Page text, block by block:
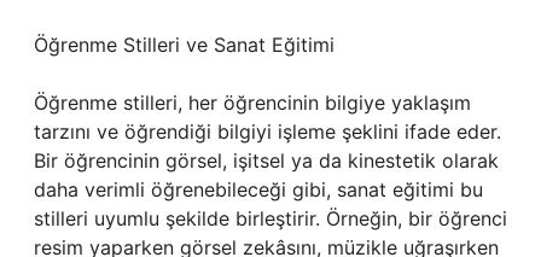
Öğrenme Stilleri ve Sanat Eğitimi
Öğrenme stilleri, her öğrencinin bilgiye yaklaşım
tarzını ve öğrendiği bilgiyi işleme şeklini ifade eder.
Bir öğrencinin görsel, işitsel ya da kinestetik olarak
daha verimli öğrenebileceği gibi, sanat eğitimi bu
stilleri uyumlu şekilde birleştirir. Örneğin, bir öğrenci
resim yaparken görsel zekâsını, müzikle uğraşırken